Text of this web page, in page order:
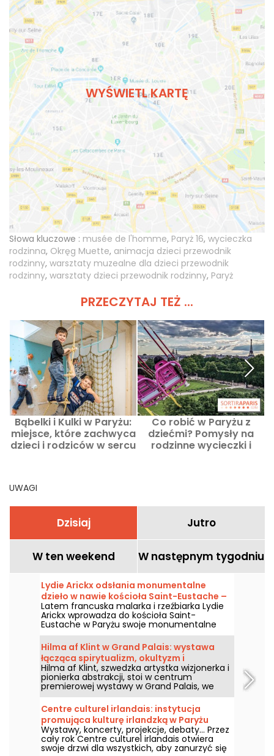
WYŚWIETL KARTĘ
Słowa kluczowe : musée de l'homme, Paryż 16, wycieczka
rodzinna, Okręg Muette, animacja dzieci przewodnik
rodzinny, warsztaty muzealne dla dzieci przewodnik
rodzinny, warsztaty dzieci przewodnik rodzinny, Paryż
PRZECZYTAJ TEŻ ...
Bąbelki i Kulki w Paryżu:
miejsce, które zachwyca
dzieci i rodziców w sercu
Co robić w Paryżu z
dziećmi? Pomysły na
rodzinne wycieczki i
UWAGI
Dzisiaj Jutro
W ten weekend W następnym tygodniu
Lydie Arickx odsłania monumentalne
dzieło w nawie kościoła Saint-Eustache –
nasze zdjęcia
Latem francuska malarka i rzeźbiarka Lydie
Arickx wprowadza do kościoła Saint-
Eustache w Paryżu swoje monumentalne
dzieło pod tytułem „Le Souffle”. Zapraszamy
od 10 lipca do 29 września 2026 roku, by
podziwiać tę instalację zawieszoną na
siedmiometrowej wysokości nad przęsłem
środkowym nawy.
Hilma af Klint w Grand Palais: wystawa
łącząca spirytualizm, okultyzm i
abstrakcję
Hilma af Klint, szwedzka artystka wizjonerka i
pionierka abstrakcji, stoi w centrum
premierowej wystawy w Grand Palais, we
współpracy z Centre Pompidou, od 6 maja
do 30 sierpnia 2026 roku. Jej mistyczne
dzieła, czerpiące z duchowości i okultyzmu,
zostaną po raz pierwszy zaprezentowane we
Francji w ramach trasy obejmującej niemal
kompletne dzieła z cyklu Obrazy Świątyni, jej
największego osiągnięcia.
Centre culturel irlandais: instytucja
promująca kulturę irlandzką w Paryżu
Wystawy, koncerty, projekcje, debaty... Przez
cały rok Centre culturel irlandais otwiera
swoje drzwi dla wszystkich, aby zanurzyć się